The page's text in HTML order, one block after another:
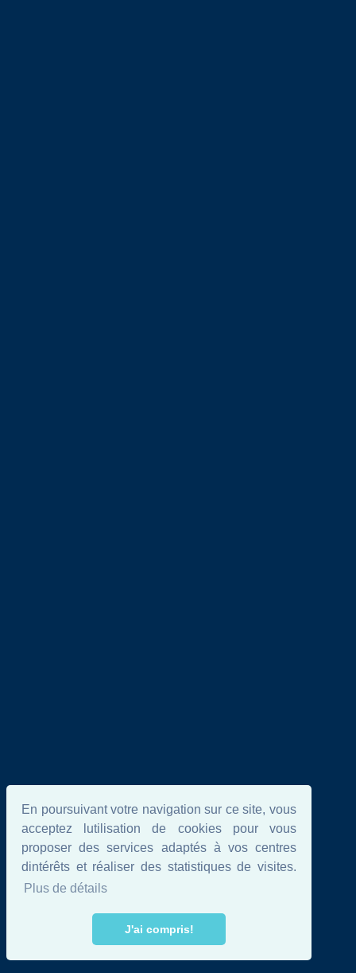
En poursuivant votre navigation sur ce site, vous
acceptez lutilisation de cookies pour vous
proposer des services adaptés à vos centres
dintérêts et réaliser des statistiques de visites.
Plus de détails
J'ai compris!